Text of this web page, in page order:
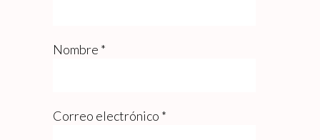
Nombre *
Correo electrónico *